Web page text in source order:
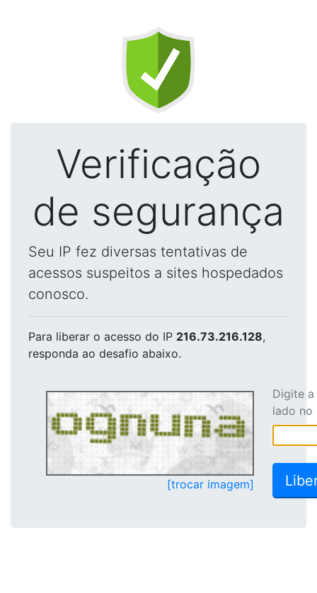
Verificação
de segurança
Seu IP fez diversas tentativas de
acessos suspeitos a sites hospedados
conosco.
Para liberar o acesso do IP 216.73.216.128,
responda ao desafio abaixo.
[trocar imagem]
Digite
lado no